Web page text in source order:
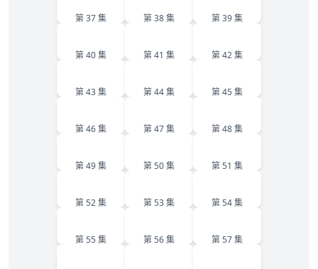
第 37 集 第 38 集 第 39 集
第 40 集 第 41 集 第 42 集
第 43 集 第 44 集 第 45 集
第 46 集 第 47 集 第 48 集
第 49 集 第 50 集 第 51 集
第 52 集 第 53 集 第 54 集
第 55 集 第 56 集 第 57 集